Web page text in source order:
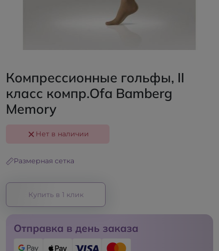
Компрессионные гольфы, II
класс компр.Ofa Bamberg
Memory
Нет в наличии
Размерная сетка
Купить в 1 клик
Отправка в день заказа